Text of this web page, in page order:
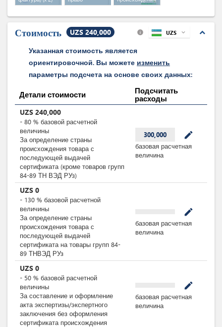
пользования
земельным
участком(x 2)
Стоимость UZS 240,000 expand_less
info UZS expand_more
Указанная стоимость является
ориентировочной. Вы можете изменить
параметры подсчета на основе своих данных:
Детали стоимости
Подсчитать
расходы
UZS 240,000
- 80 % базовой расчетной
величины
За определение страны
происхождения товара с
последующей выдачей
сертификата (кроме товаров групп
84-89 ТН ВЭД РУз)
300,000 mode_edit
базовая расчетная
величина
UZS 0
- 130 % базовой расчетной
величины
За определение страны
происхождения товара с
последующей выдачей
сертификата на товары групп 84-
89 ТНВЭД РУз
mode_edit
базовая расчетная
величина
UZS 0
- 50 % базовой расчетной
величины
За составление и оформление
акта экспертизы/экспертного
заключения без оформления
сертификата происхождения
mode_edit
базовая расчетная
величина